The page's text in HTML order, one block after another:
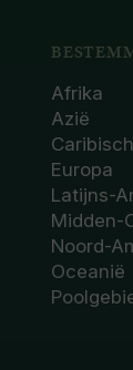
Afrika
Azië
Europa
Latijns-
Midden-
Noord-
Oceanië